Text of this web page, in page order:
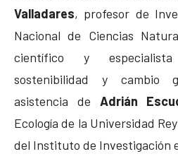
Valladares, profesor de
Nacional de Ciencias
científico y
sostenibilidad y cambio
asistencia de Adrián
Ecología de la Universidad
del Instituto de Investigación